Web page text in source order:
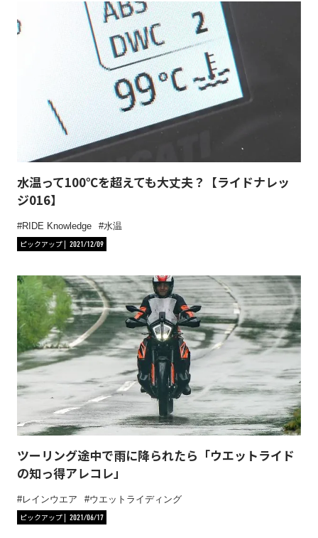
水温って100℃を超えても大丈夫？【ライドナレッ
ジ016】
RIDE Knowledge
水温
ピックアップ
2021/12/09
ツーリング途中で雨に降られたら「ウエットライド
の知っ得アレコレ」
レインウエア
ウエットライディング
ピックアップ
2021/06/17